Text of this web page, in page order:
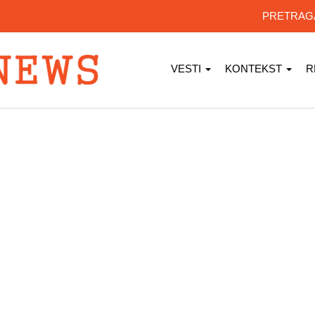
VESTI KONTEKST